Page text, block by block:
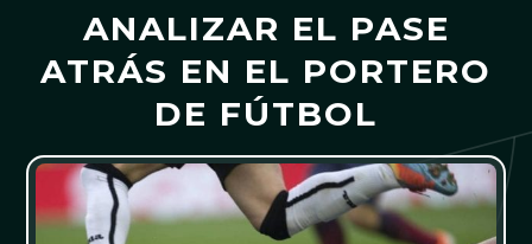
ANALIZAR EL PASE
ATRÁS EN EL PORTERO
DE FÚTBOL